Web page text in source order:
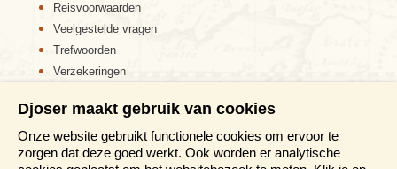
Reisvoorwaarden
Veelgestelde vragen
Trefwoorden
Verzekeringen
Disclaimer
Cookiebeleid
Privacy verklaring
Djoser maakt gebruik van cookies
Onze website gebruikt functionele cookies om ervoor te
zorgen dat deze goed werkt. Ook worden er analytische